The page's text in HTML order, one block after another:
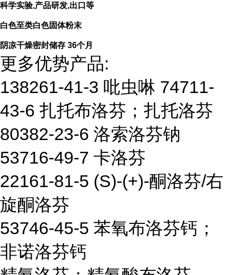
科学实验,产品研发,出口等
白色至类白色固体粉末
阴凉干燥密封储存 36个月
更多优势产品:
138261-41-3 吡虫啉 74711-
43-6 扎托布洛芬；扎托洛芬
80382-23-6 洛索洛芬钠
53716-49-7 卡洛芬
22161-81-5 (S)-(+)-酮洛芬/右
旋酮洛芬
53746-45-5 苯氧布洛芬钙；
非诺洛芬钙